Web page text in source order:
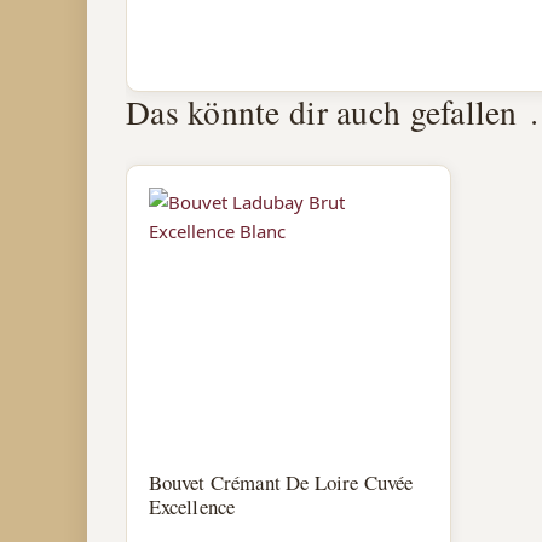
Das könnte dir auch gefallen
Bouvet Crémant De Loire Cuvée
Excellence